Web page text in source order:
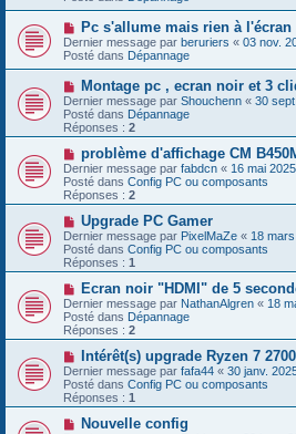
e
s
a
g
e
v
e
a
u
m
e
s
a
g
e
N
o
u
v
e
a
u
m
e
a
g
e
Pc s'allume mais rien à l'écran
Dernier message par beruriers « 03 nov.
Posté dans Dépannage
N
o
u
v
e
a
u
m
e
s
s
a
g
e
Montage pc , ecran noir et 3
Dernier message par Shouchenn « 30
Posté dans Dépannage
Réponses : 2
N
o
u
v
e
a
m
e
s
s
a
g
e
problème d'affichage CM
Dernier message par fabdcn « 16 mai
Posté dans Config PC ou composants
Réponses : 2
N
o
u
v
e
a
u
m
e
s
s
a
g
e
Upgrade PC Gamer
Dernier message par PixelMaZe « 18
Posté dans Config PC ou composants
Réponses : 1
N
o
u
v
e
a
u
m
e
s
s
a
Ecran noir "HDMI" de 5
Dernier message par NathanAlgren « 18
Posté dans Dépannage
Réponses : 2
N
o
u
v
e
a
Intérêt(s) upgrade Ryzen 7
Dernier message par fafa44 « 30 janv.
Posté dans Config PC ou composants
Réponses : 1
NNouvelle config